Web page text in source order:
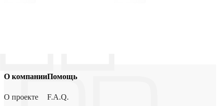
О компании
О проекте
Помощь
F.A.Q.